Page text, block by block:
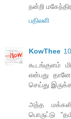
நன்றி
பதிலளி
KowThee
கூடங்குளம்
என்பது
செய்து
அந்த
பொருட்டு